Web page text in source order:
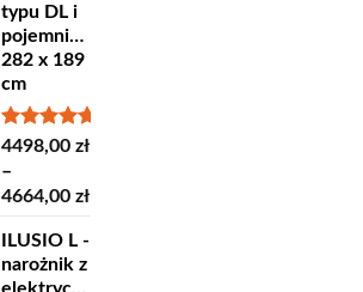
typu DL i
pojemnikiem
282 x 189
cm
Oceniono
4498,00 zł
–
4664,00 złZakres
ILUSIO L -
narożnik z